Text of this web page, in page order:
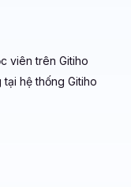
viên trên Gitiho
hệ thống Gitiho